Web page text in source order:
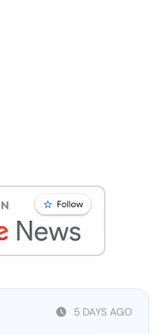
5 DAYS AGO